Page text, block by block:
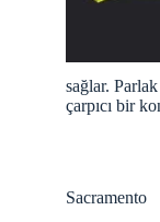
sağlar.
çarpıcı bir
Sacramento